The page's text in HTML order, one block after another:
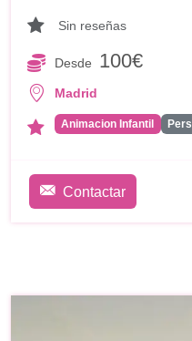
Sin reseñas
Desde 100€
Madrid
Animacion Infantil
Contactar